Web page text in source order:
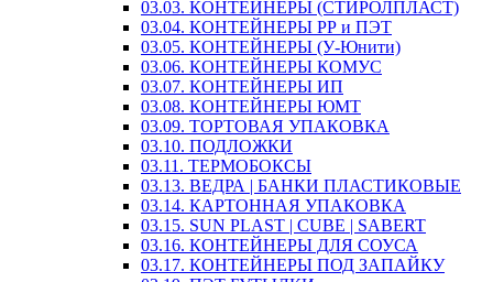
03.03. КОНТЕЙНЕРЫ (СТИРОЛПЛАСТ)
03.04. КОНТЕЙНЕРЫ РР и ПЭТ
03.05. КОНТЕЙНЕРЫ (У-Юнити)
03.06. КОНТЕЙНЕРЫ КОМУС
03.07. КОНТЕЙНЕРЫ ИП
03.08. КОНТЕЙНЕРЫ ЮМТ
03.09. ТОРТОВАЯ УПАКОВКА
03.10. ПОДЛОЖКИ
03.11. ТЕРМОБОКСЫ
03.13. ВЕДРА | БАНКИ ПЛАСТИКОВЫЕ
03.14. КАРТОННАЯ УПАКОВКА
03.15. SUN PLAST | CUBE | SABERT
03.16. КОНТЕЙНЕРЫ ДЛЯ СОУСА
03.17. КОНТЕЙНЕРЫ ПОД ЗАПАЙКУ